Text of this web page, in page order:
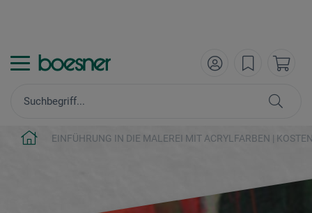
EINFÜHRUNG IN DIE MALEREI MIT ACRYLFARBEN |